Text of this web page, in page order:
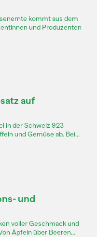
kommt aus dem
und Produzenten
auf
in der Schweiz 923
und Gemüse ab. Bei...
und
voller Geschmack und
Äpfeln über Beeren...